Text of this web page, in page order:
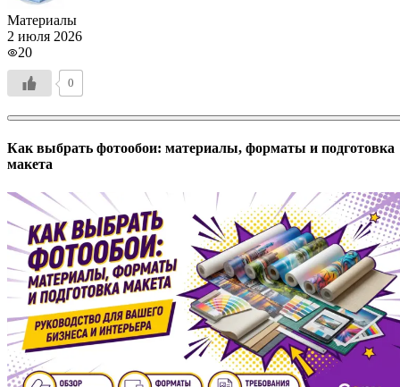
Материалы
2 июля 2026
20
0
Как выбрать фотообои: материалы, форматы и подготовка
макета